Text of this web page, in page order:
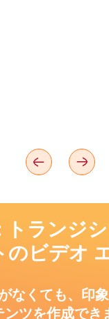
トランジ
のビデオ
なくても、印
ンツを作成でき